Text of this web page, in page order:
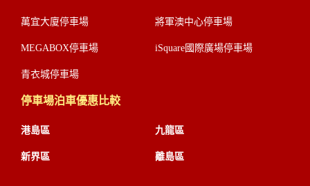
萬宜大廈停車場 將軍澳中心停車場
MEGABOX停車場 iSquare國際廣場停車場
青衣城停車場
停車場泊車優惠比較
港島區 九龍區
新界區 離島區